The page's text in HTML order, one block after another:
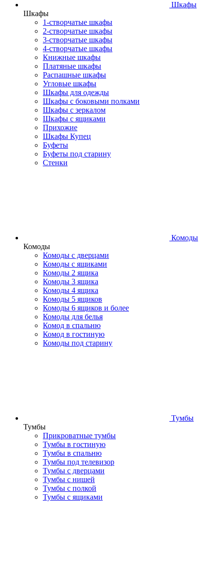
Шкафы
Шкафы
1-створчатые шкафы
2-створчатые шкафы
3-створчатые шкафы
4-створчатые шкафы
Книжные шкафы
Платяные шкафы
Распашные шкафы
Угловые шкафы
Шкафы для одежды
Шкафы с боковыми полками
Шкафы с зеркалом
Шкафы с ящиками
Прихожие
Шкафы Купец
Буфеты
Буфеты под старину
Стенки
Комоды
Комоды
Комоды с дверцами
Комоды с ящиками
Комоды 2 ящика
Комоды 3 ящика
Комоды 4 ящика
Комоды 5 ящиков
Комоды 6 ящиков и более
Комоды для белья
Комод в спальню
Комод в гостиную
Комоды под старину
Тумбы
Тумбы
Прикроватные тумбы
Тумбы в гостиную
Тумбы в спальню
Тумбы под телевизор
Тумбы с дверцами
Тумбы с нишей
Тумбы с полкой
Тумбы с ящиками